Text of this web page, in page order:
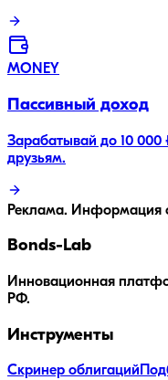
MONEY
Пассивный доход
Зарабатывай до 10 000
друзьям.
Реклама. Информация
Bonds-Lab
Инновационная
РФ.
Инструменты
Скринер облигаций